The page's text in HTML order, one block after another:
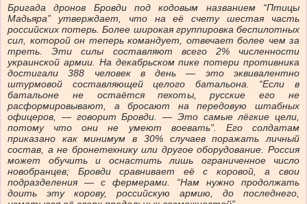
Бригада дронов Бровди под кодовым названием “Птицы
Мадьяра” утверждает, что на её счету шестая часть
российских потерь. Более широкая группировка беспилотных
сил, которой он теперь командует, отвечает более чем за
треть. Эти силы составляют всего 2% численности
украинской армии. На декабрьском пике потери противника
достигали 388 человек в день — это эквивалентно
штурмовой составляющей целого батальона. “Если в
батальоне не остаётся пехоты, русские его не
расформировывают, а бросают на передовую штабных
офицеров, — говорит Бровди. — Это самые лёгкие цели,
потому что они не умеют воевать”. Его солдатам
приказано как минимум в 30% случаев поражать личный
состав, а не бронетехнику или другое оборудование. Россия
может обучить и оснастить лишь ограниченное число
новобранцев; Бровди сравнивает её с коровой, а свои
подразделения — с фермерами. “Нам нужно продолжать
доить эту корову, российскую армию, до последнего,